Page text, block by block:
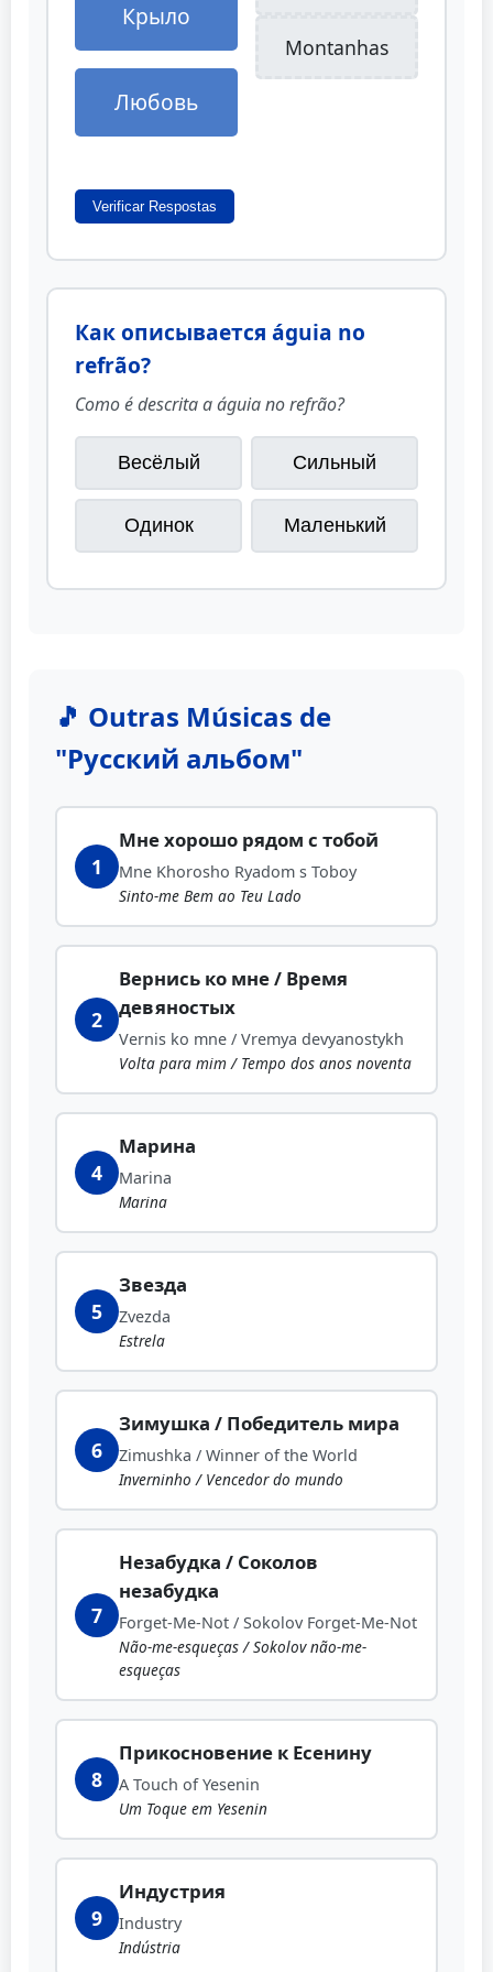
Крыло
Любовь
Montanhas
Verificar Respostas
Как описывается águia no
refrão?
Como é descrita a águia no refrão?
Весёлый Сильный
Одинок Маленький
🎵 Outras Músicas de
"Русский альбом"
1
Мне хорошо рядом с тобой
Mne Khorosho Ryadom s Toboy
Sinto-me Bem ao Teu Lado
2
Вернись ко мне / Время
девяностых
Vernis ko mne / Vremya devyanostykh
Volta para mim / Tempo dos anos noventa
4
Марина
Marina
Marina
5
Звезда
Zvezda
Estrela
6
Зимушка / Победитель мира
Zimushka / Winner of the World
Inverninho / Vencedor do mundo
7
Незабудка / Соколов
незабудка
Forget-Me-Not / Sokolov Forget-Me-Not
Não-me-esqueças / Sokolov não-me-
esqueças
8
Прикосновение к Есенину
A Touch of Yesenin
Um Toque em Yesenin
9
Индустрия
Industry
Indústria